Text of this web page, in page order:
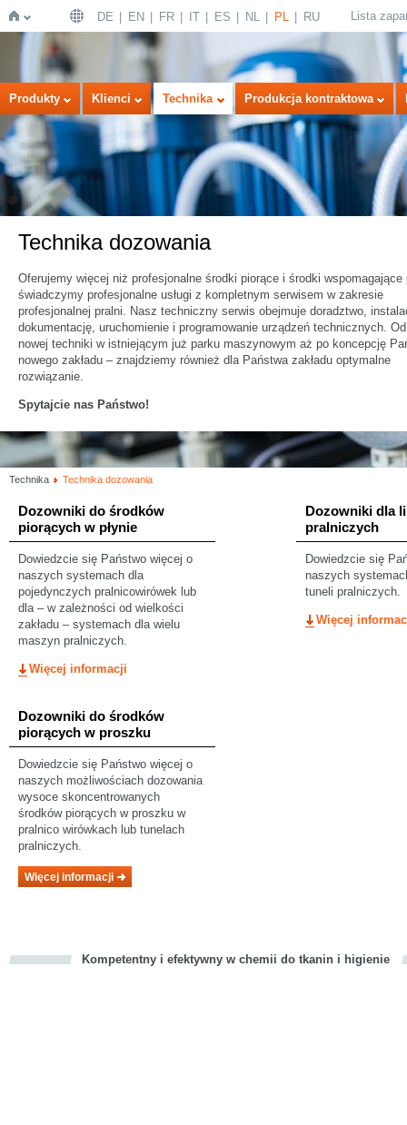
Strona
główna
DE EN FR IT ES NL PL RU Lista
Produkty Klienci Technika Produkcja kontraktowa
Technika dozowania
Oferujemy więcej niż profesjonalne środki piorące i środki wspomagające
świadczymy profesjonalne usługi z kompletnym serwisem w zakresie
profesjonalnej pralni. Nasz techniczny serwis obejmuje doradztwo,
dokumentację, uruchomienie i programowanie urządzeń technicznych.
nowej techniki w istniejącym już parku maszynowym aż po koncepcję
nowego zakładu – znajdziemy również dla Państwa zakładu optymalne
rozwiązanie.
Spytajcie nas Państwo!
Technika Technika dozowania
Dozowniki do środków
piorących w płynie
Dowiedzcie się Państwo więcej o
naszych systemach dla
pojedynczych pralnicowirówek lub
dla – w zależności od wielkości
zakładu – systemach dla wielu
maszyn pralniczych.
Więcej informacji
Dozowniki do środków
piorących w proszku
Dowiedzcie się Państwo więcej o
naszych możliwościach dozowania
wysoce skoncentrowanych
środków piorących w proszku w
pralnico wirówkach lub tunelach
pralniczych.
Więcej informacji
Dozowniki dla
pralniczych
Dowiedzcie się
naszych
tuneli pralniczych.
Więcej
Kompetentny i efektywny w chemii do tkanin i higienie